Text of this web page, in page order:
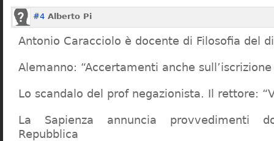
#4 Alberto Pi
Antonio Caracciolo è docente di Filosofia del
Alemanno: “Accertamenti anche
Lo scandalo del prof negazionista. Il rettore:
La Sapienza annuncia provvedimenti
Repubblica